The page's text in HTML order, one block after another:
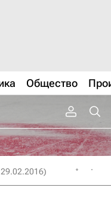
Общество